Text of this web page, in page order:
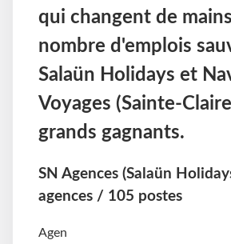
qui changent de
nombre d'emplois
Salaün Holidays et
Voyages (Sainte-
grands gagnants.
SN Agences (Salaün
agences / 105 postes
Agen